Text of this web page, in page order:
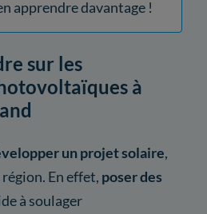
apprendre davantage !
sur les
à
un projet solaire,
En effet, poser des
à soulager